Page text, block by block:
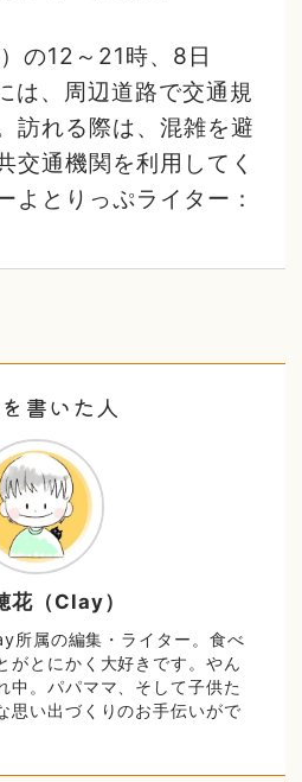
の12～21時、8日
は、周辺道路で交通規
訪れる際は、混雑を避
交通機関を利用してく
よとりっぷライター：
書いた人
花（Clay）
所属の編集・ライター。食べ
がとにかく大好きです。やん
中。パパママ、そして子供た
思い出づくりのお手伝いがで